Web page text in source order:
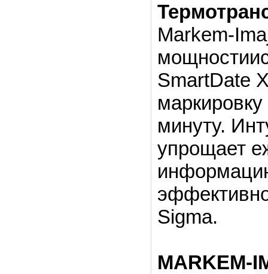
Markem-
SmartDate
минуту.
упрощает
Sigma.
MARKEM-